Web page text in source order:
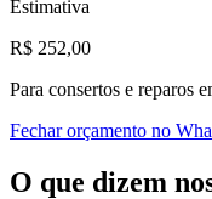
Estimativa
R$ 252,00
Para consertos e reparos
Fechar orçamento no
O que dizem